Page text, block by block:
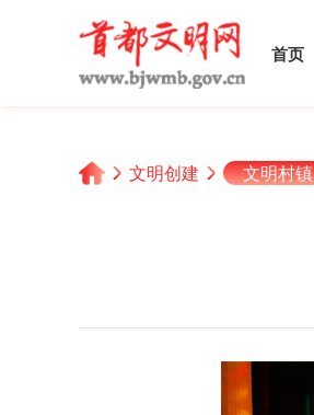
首页
文明创建 文明村镇